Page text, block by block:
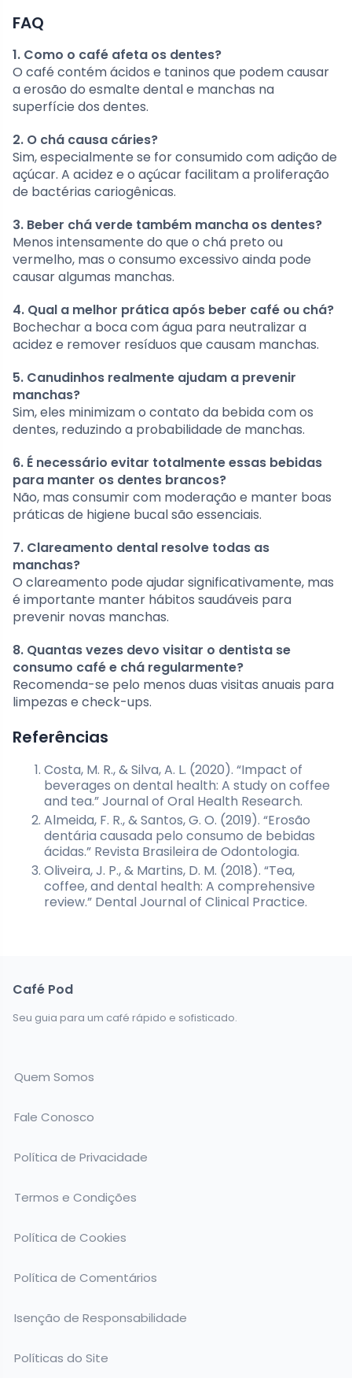
FAQ
1. Como o café afeta os dentes?
O café contém ácidos e taninos que podem causar
a erosão do esmalte dental e manchas na
superfície dos dentes.
2. O chá causa cáries?
Sim, especialmente se for consumido com adição de
açúcar. A acidez e o açúcar facilitam a proliferação
de bactérias cariogênicas.
3. Beber chá verde também mancha os dentes?
Menos intensamente do que o chá preto ou
vermelho, mas o consumo excessivo ainda pode
causar algumas manchas.
4. Qual a melhor prática após beber café ou chá?
Bochechar a boca com água para neutralizar a
acidez e remover resíduos que causam manchas.
5. Canudinhos realmente ajudam a prevenir
manchas?
Sim, eles minimizam o contato da bebida com os
dentes, reduzindo a probabilidade de manchas.
6. É necessário evitar totalmente essas bebidas
para manter os dentes brancos?
Não, mas consumir com moderação e manter boas
práticas de higiene bucal são essenciais.
7. Clareamento dental resolve todas as
manchas?
O clareamento pode ajudar significativamente, mas
é importante manter hábitos saudáveis para
prevenir novas manchas.
8. Quantas vezes devo visitar o dentista se
consumo café e chá regularmente?
Recomenda-se pelo menos duas visitas anuais para
limpezas e check-ups.
Referências
Costa, M. R., & Silva, A. L. (2020). “Impact of
beverages on dental health: A study on coffee
and tea.” Journal of Oral Health Research.
Almeida, F. R., & Santos, G. O. (2019). “Erosão
dentária causada pelo consumo de bebidas
ácidas.” Revista Brasileira de Odontologia.
Oliveira, J. P., & Martins, D. M. (2018). “Tea,
coffee, and dental health: A comprehensive
review.” Dental Journal of Clinical Practice.
Café Pod
Seu guia para um café rápido e sofisticado.
Quem Somos
Fale Conosco
Política de Privacidade
Termos e Condições
Política de Cookies
Política de Comentários
Isenção de Responsabilidade
Políticas do Site